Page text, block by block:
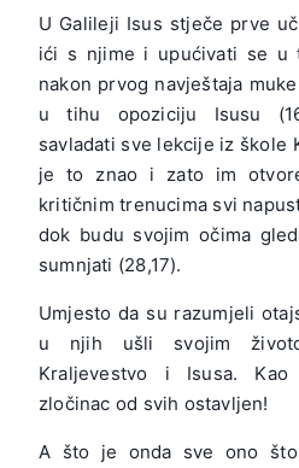
U Galileji Isus stječe prve
ići s njime i upućivati se u
nakon prvog navještaja
u tihu opoziciju Isusu
savladati sve lekcije iz škole
je to znao i zato im
kritičnim trenucima svi
dok budu svojim očima
sumnjati (28,17).
Umjesto da su razumjeli
u njih ušli svojim
Kraljevestvo i Isusa.
zločinac od svih ostavljen!
A što je onda sve ono